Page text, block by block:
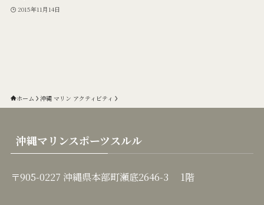
2015年11月14日
ホーム 沖縄 マリン アクティビティ
沖縄マリンスポーツスルル
〒905-0227 沖縄県本部町瀬底2646-3 1階